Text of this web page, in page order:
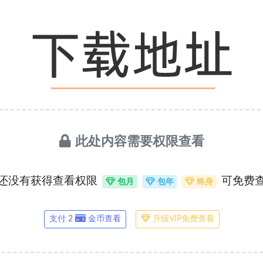
此处内容需要权限查看
没有获得查看权限 包月 包年 终身 可免费
支付 2 金币查看 升级VIP免费查看